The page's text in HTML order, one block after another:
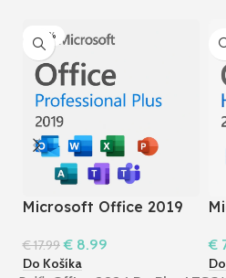
-50%
Microsoft Office 2019
€17.99 € 8.99
Do Košíka
€